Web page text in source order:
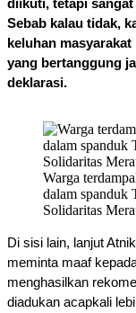
diikuti, tetapi
Sebab kalau tidak,
keluhan
yang bertanggung
deklarasi.
Warga
dalam spanduk
Solidaritas
Di sisi lain, lanjut
meminta maaf
menghasilkan
diadukan acapkali